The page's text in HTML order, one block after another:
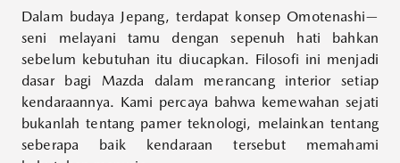
Dalam budaya Jepang, terdapat konsep Omotenashi—
seni melayani tamu dengan sepenuh hati bahkan
sebelum kebutuhan itu diucapkan. Filosofi ini menjadi
dasar bagi Mazda dalam merancang interior setiap
kendaraannya. Kami percaya bahwa kemewahan sejati
bukanlah tentang pamer teknologi, melainkan tentang
seberapa baik kendaraan tersebut memahami